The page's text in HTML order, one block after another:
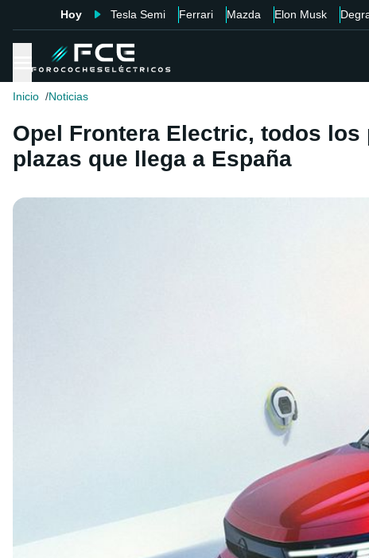
Hoy Tesla Semi Ferrari Mazda Elon Musk
Inicio Noticias
Opel Frontera Electric, todos
plazas que llega a España